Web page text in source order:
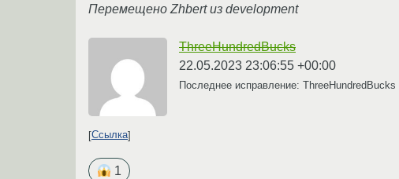
Перемещено Zhbert из development
ThreeHundredBucks
22.05.2023 23:06:55 +00:00
Последнее исправление: ThreeHundredBucks
Ссылка
1